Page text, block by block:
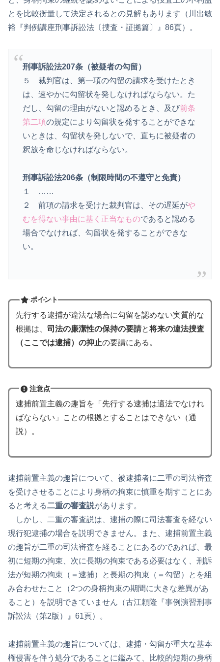
とを比較衡量して決定されるとの見解もあります（川出敏
裕『判例講座刑事訴訟法〔捜査・証拠篇〕』86頁）。
刑事訴訟法207条（被疑者の勾留）
５ 裁判官は、第一項の勾留の請求を受けたとき
は、速やかに勾留状を発しなければならない。た
だし、勾留の理由がないと認めるとき、及び前条
第二項の規定により勾留状を発することができな
いときは、勾留状を発しないで、直ちに被疑者の
釈放を命じなければならない。
刑事訴訟法206条（制限時間の不遵守と免責）
１ ……
２ 前項の請求を受けた裁判官は、その遅延がや
むを得ない事由に基く正当なものであると認める
場合でなければ、勾留状を発することができな
い。
ポイント
先行する逮捕が違法な場合に勾留を認めない実質的な
根拠は、 司法の廉潔性の保持の要請と将来の違法捜査
（ここでは逮捕）の抑止の要請にある。
注意点
逮捕前置主義の趣旨を「先行する逮捕は適法でなけれ
ばならない」ことの根拠とすることはできない（通
説）。
逮捕前置主義の趣旨について、被逮捕者に二重の司法審査
を受けさせることにより身柄の拘束に慎重を期すことにあ
ると考える二重の審査説があります。
しかし、二重の審査説は、逮捕の際に司法審査を経ない
現行犯逮捕の場合を説明できません。また、逮捕前置主義
の趣旨が二重の司法審査を経ることにあるのであれば、最
初に短期の拘束、次に長期の拘束である必要はなく、刑訴
法が短期の拘束（＝逮捕）と長期の拘束（＝勾留）とを組
み合わせたこと（2つの身柄拘束の期間に大きな差異があ
ること）を説明できていません（古江頼隆『事例演習刑事
訴訟法（第2版）』61頁）。
逮捕前置主義の趣旨については、逮捕・勾留が重大な基本
権侵害を伴う処分であることに鑑みて、比較的短期の身柄